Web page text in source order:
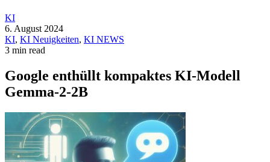
KI
6. August 2024
KI, KI Neuigkeiten, KI NEWS
3 min read
Google enthüllt kompaktes KI-Modell
Gemma-2-2B